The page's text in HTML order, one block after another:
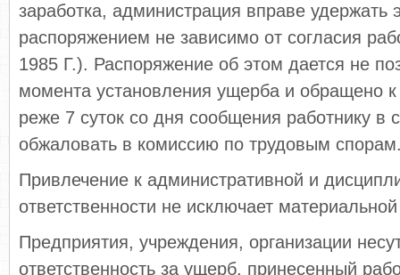
заработка, администрация вправе удержать
распоряжением не зависимо от согласия
1985 Г.). Распоряжение об этом дается не
момента установления ущерба и обращено
реже 7 суток со дня сообщения работнику в
обжаловать в комиссию по трудовым
Привлечение к административной и
ответственности не исключает
Предприятия, учреждения, организации
ответственность за ущерб, принесенный